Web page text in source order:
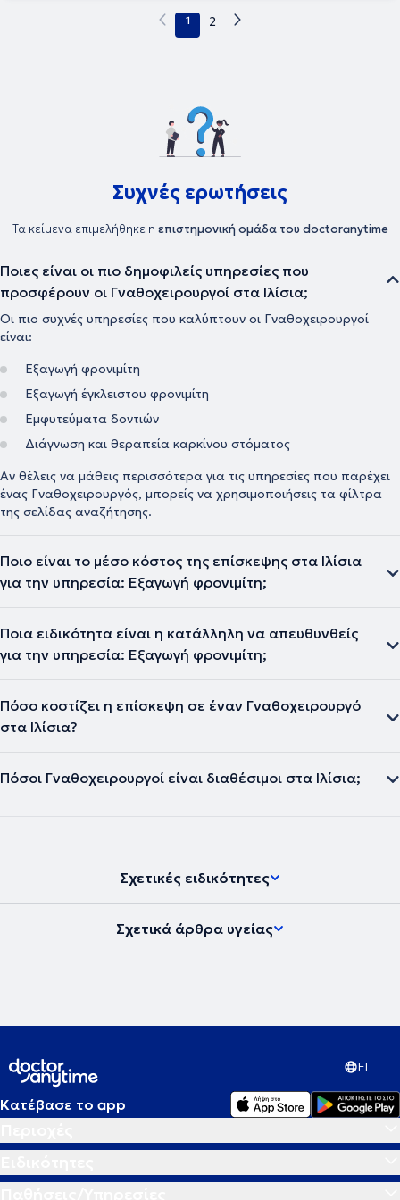
1 2
Συχνές ερωτήσεις
Τα κείμενα επιμελήθηκε η επιστημονική ομάδα του doctoranytime
Ποιες είναι οι πιο δημοφιλείς υπηρεσίες που
προσφέρουν οι Γναθοχειρουργοί στα Ιλίσια;
Οι πιο συχνές υπηρεσίες που καλύπτουν οι Γναθοχειρουργοί
είναι:
Εξαγωγή φρονιμίτη
Εξαγωγή έγκλειστου φρονιμίτη
Εμφυτεύματα δοντιών
Διάγνωση και θεραπεία καρκίνου στόματος
Αν θέλεις να μάθεις περισσότερα για τις υπηρεσίες που παρέχει
ένας Γναθοχειρουργός, μπορείς να χρησιμοποιήσεις τα φίλτρα
της σελίδας αναζήτησης.
Ποιο είναι το μέσο κόστος της επίσκεψης στα Ιλίσια
για την υπηρεσία: Εξαγωγή φρονιμίτη;
Ποια ειδικότητα είναι η κατάλληλη να απευθυνθείς
για την υπηρεσία: Εξαγωγή φρονιμίτη;
Πόσο κοστίζει η επίσκεψη σε έναν Γναθοχειρουργό
στα Ιλίσια?
Πόσοι Γναθοχειρουργοί είναι διαθέσιμοι στα Ιλίσια;
Σχετικές ειδικότητες
Σχετικά άρθρα υγείας
EL
Κατέβασε το app